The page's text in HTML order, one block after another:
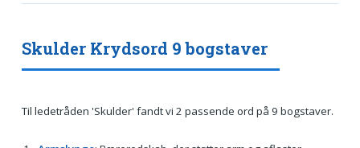
Skulder Krydsord 9 bogstaver
Til ledetråden 'Skulder' fandt vi 2 passende ord på 9 bogstaver.